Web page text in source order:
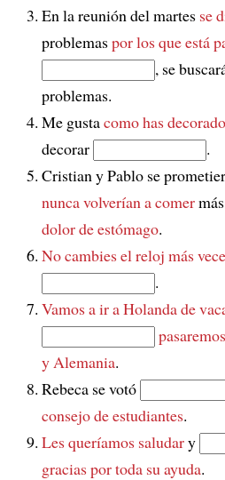
En la reunión del martes se
problemaspor los que está
, se
problemas.
Me gustacomo has decorado
decorar
.
Cristian y Pablo se
nunca volverían a comer
dolor de estómago.
No cambies el reloj más
.
Vamos a ir a Holanda de
y Alemania.
Rebeca se votó
consejo de estudiantes.
Les queríamos saludary
gracias por toda su ayuda.